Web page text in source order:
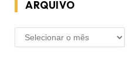
ARQUIVO
ARQUIVO